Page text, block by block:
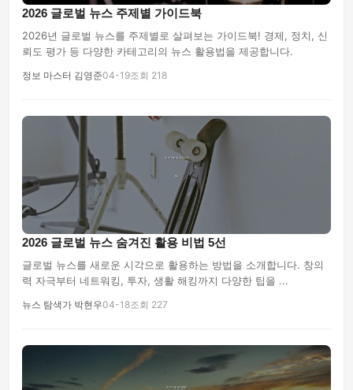
2026 글로벌 뉴스 주제별 가이드북
2026년 글로벌 뉴스를 주제별로 살펴보는 가이드북! 경제, 정치, 신
뢰도 평가 등 다양한 카테고리의 뉴스 활용법을 제공합니다.
정보 마스터 김영준04-19조회 218
2026 글로벌 뉴스 숨겨진 활용 비법 5선
글로벌 뉴스를 새로운 시각으로 활용하는 방법을 소개합니다. 창의
력 자극부터 네트워킹, 투자, 생활 해킹까지 다양한 팁을 ...
뉴스 탐색가 박현우04-18조회 227